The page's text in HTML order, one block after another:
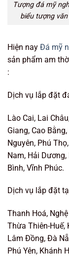
Tượng đá mỹ
biểu tượng
Hiện nay Đá mỹ
sản phẩm am
:
Dịch vụ lắp đặt
Lào Cai, Lai
Giang, Cao
Nguyên, Phú
Nam, Hải
Bình, Vĩnh Phúc.
Dịch vụ lắp đặt
Thanh Hoá,
Thừa Thiên-Huế,
Lâm Đồng, Đà
Phú Yên, Khánh